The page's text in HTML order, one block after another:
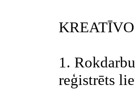
1.
reģistrēts